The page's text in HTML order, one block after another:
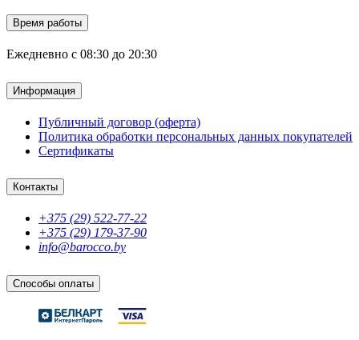
Время работы
Ежедневно с 08:30 до 20:30
Информация
Публичный договор (оферта)
Политика обработки персональных данных покупателей
Сертификаты
Контакты
+375 (29) 522-77-22
+375 (29) 179-37-90
info@barocco.by
Способы оплаты